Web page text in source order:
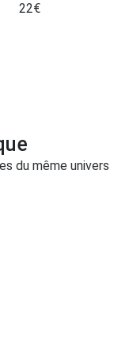
22€
du même univers